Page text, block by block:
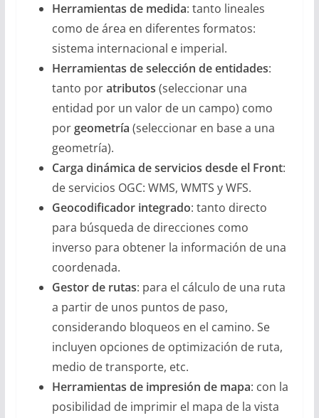
Herramientas de medida: tanto lineales
como de área en diferentes formatos:
sistema internacional e imperial.
Herramientas de selección de entidades:
tanto poratributos (seleccionar una
entidad por un valor de un campo) como
porgeometría (seleccionar en base a una
geometría).
Carga dinámica de servicios desde el Front:
de servicios OGC: WMS, WMTS y WFS.
Geocodificador integrado: tanto directo
para búsqueda de direcciones como
inverso para obtener la información de una
coordenada.
Gestor de rutas: para el cálculo de una ruta
a partir de unos puntos de paso,
considerando bloqueos en el camino. Se
incluyen opciones de optimización de ruta,
medio de transporte, etc.
Herramientas de impresión de mapa: con la
posibilidad de imprimir el mapa de la vista